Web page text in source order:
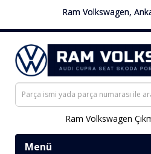
Ram Volkswagen,
Ram Volkswagen
Menü